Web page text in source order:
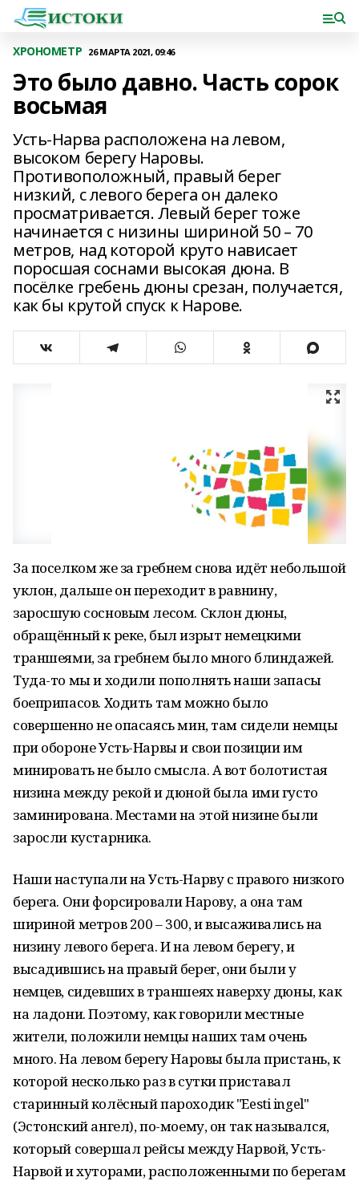
ХРОНОМЕТР 26 МАРТА 2021, 09:46
Это было давно. Часть сорок
восьмая
Усть-Нарва расположена на левом,
высоком берегу Наровы.
Противоположный, правый берег
низкий, с левого берега он далеко
просматривается. Левый берег тоже
начинается с низины шириной 50 – 70
метров, над которой круто нависает
поросшая соснами высокая дюна. В
посёлке гребень дюны срезан, получается,
как бы крутой спуск к Нарове.
За поселком же за гребнем снова идёт небольшой
уклон, дальше он переходит в равнину,
заросшую сосновым лесом. Склон дюны,
обращённый к реке, был изрыт немецкими
траншеями, за гребнем было много блиндажей.
Туда-то мы и ходили пополнять наши запасы
боеприпасов. Ходить там можно было
совершенно не опасаясь мин, там сидели немцы
при обороне Усть-Нарвы и свои позиции им
минировать не было смысла. А вот болотистая
низина между рекой и дюной была ими густо
заминирована. Местами на этой низине были
заросли кустарника.
Наши наступали на Усть-Нарву с правого низкого
берега. Они форсировали Нарову, а она там
шириной метров 200 – 300, и высаживались на
низину левого берега. И на левом берегу, и
высадившись на правый берег, они были у
немцев, сидевших в траншеях наверху дюны, как
на ладони. Поэтому, как говорили местные
жители, положили немцы наших там очень
много. На левом берегу Наровы была пристань, к
которой несколько раз в сутки приставал
старинный колёсный пароходик "Eesti ingel"
(Эстонский ангел), по-моему, он так назывался,
который совершал рейсы между Нарвой, Усть-
Нарвой и хуторами, расположенными по берегам